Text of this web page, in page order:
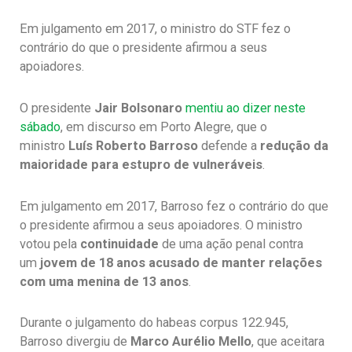
Em julgamento em 2017, o ministro do STF fez o
contrário do que o presidente afirmou a seus
apoiadores.
O presidente Jair Bolsonaro mentiu ao dizer neste
sábado, em discurso em Porto Alegre, que o
ministro Luís Roberto Barroso defende a redução da
maioridade para estupro de vulneráveis.
Em julgamento em 2017, Barroso fez o contrário do que
o presidente afirmou a seus apoiadores. O ministro
votou pela continuidade de uma ação penal contra
um jovem de 18 anos acusado de manter relações
com uma menina de 13 anos
Durante o julgamento do habeas corpus 122.945,
Barroso divergiu de Marco Aurélio Mello, que aceitara